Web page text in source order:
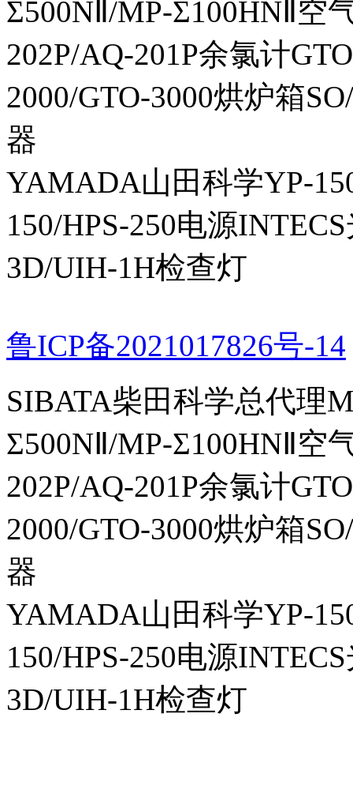
Σ500NⅡ/MP-Σ100HNⅡ空
202P/AQ-201P余氯计
2000/GTO-3000烘炉箱
器
YAMADA山田科学YP-
150/HPS-250电源
3D/UIH-1H检查灯
鲁ICP备2021017826号-14
SIBATA柴田科学总代理
Σ500NⅡ/MP-Σ100HNⅡ空
202P/AQ-201P余氯计
2000/GTO-3000烘炉箱
器
YAMADA山田科学YP-
150/HPS-250电源
3D/UIH-1H检查灯